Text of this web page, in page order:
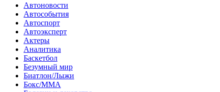
Автоновости
Автособытия
Автоспорт
Автоэксперт
Актеры
Аналитика
Баскетбол
Безумный мир
Биатлон/Лыжи
Бокс/MMA